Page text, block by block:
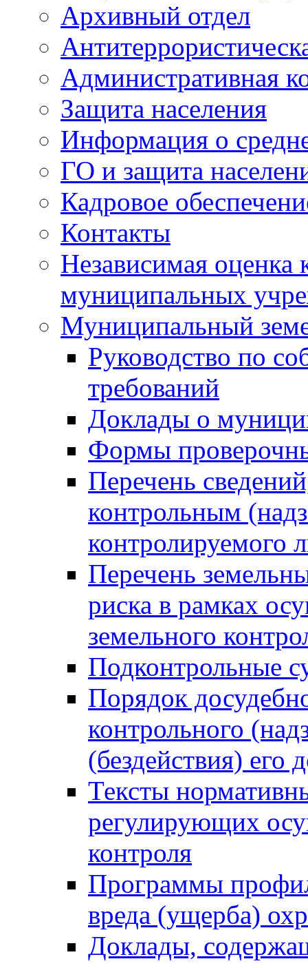
Архивный отдел
Административная
Защита населения
Информация о
ГО и защита
Кадровое
Контакты
Независимая оценка
муниципальных
Муниципальный
Руководство по
требований
Доклады о
Формы
Перечень
контрольным
контролируемого
Перечень
риска в рамках
земельного
Подконтрольные
Порядок
контрольного
(бездействия)
Тексты
регулирующих
контроля
Программы
вреда (ущерба)
Доклады,